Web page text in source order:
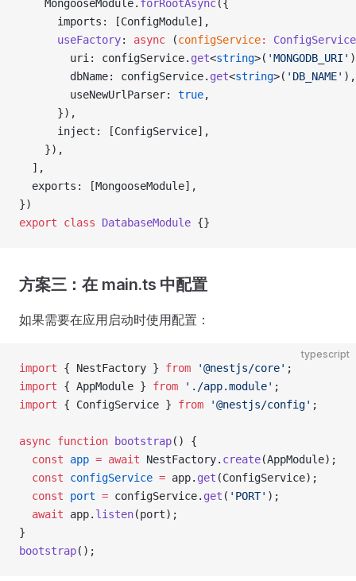
    MongooseModule.
forRootAsync({
      imports: [ConfigModule],
      useFactory
: async (configService:
ConfigService
        uri: configService.
get<string>( 'MONGODB_URI'
        dbName: configService.
get<string>( 'DB_NAME' ),
        useNewUrlParser:
true,
      }),
      inject: [ConfigService],
    }),
  ],
  exports: [MongooseModule],
})
export class DatabaseModule {}
方案三：在 main.ts 中配置
如果需要在应用启动时使用配置：
typescript
import { NestFactory } from '@nestjs/core' ;
import { AppModule } from './app.module' ;
import { ConfigService } from '@nestjs/config' ;
async function bootstrap() {
  const
app = await NestFactory. create(AppModule);
  const
configService = app. get (ConfigService);
  const
port = configService. get ( 'PORT' );
  await
app. listen(port);
}
bootstrap();